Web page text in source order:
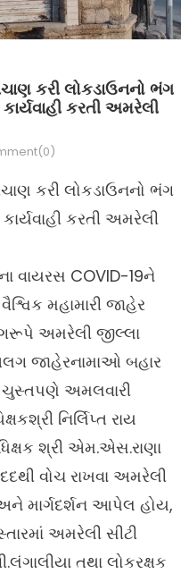
કરી લોકડાઉનનો ભંગ
કરતી અમરેલી
કરી લોકડાઉનનો ભંગ
કરતી અમરેલી
વાયરસ COVID-19ને
મહામારી જાહેર
અમરેલી જીલ્લા
જાહેરનામાઓ બહાર
ચુસ્તપણે અમલવારી
નિર્લિપ્ત રાય
શ્રી એમ.એસ.રાણા
વોચ રાખવા અમરેલી
માર્ગદર્શન આપેલ હોય,
અમરેલી સીટી
તથા લોકરક્ષક